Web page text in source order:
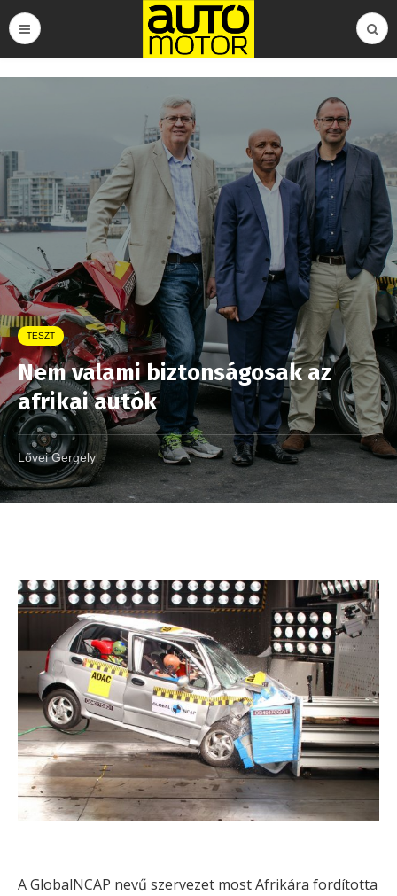
TESZT
Nem valami biztonságosak az
afrikai autók
Lővei Gergely
A GlobalNCAP nevű szervezet most Afrikára fordította